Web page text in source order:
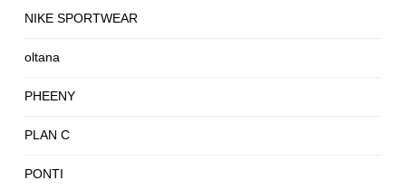
NIKE SPORTWEAR
oltana
PHEENY
PLAN C
PONTI